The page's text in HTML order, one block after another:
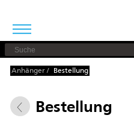
Anhänger / Bestellung
Bestellung